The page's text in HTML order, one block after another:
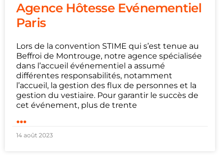
Agence Hôtesse Evénementiel
Paris
Lors de la convention STIME qui s’est tenue au
Beffroi de Montrouge, notre agence spécialisée
dans l’accueil événementiel a assumé
différentes responsabilités, notamment
l’accueil, la gestion des flux de personnes et la
gestion du vestiaire. Pour garantir le succès de
cet événement, plus de trente
...
14 août 2023